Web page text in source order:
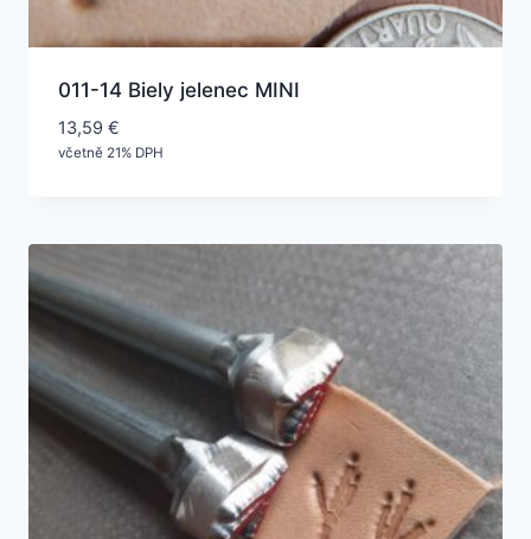
011-14 Biely jelenec MINI
13,59 €
včetně 21% DPH